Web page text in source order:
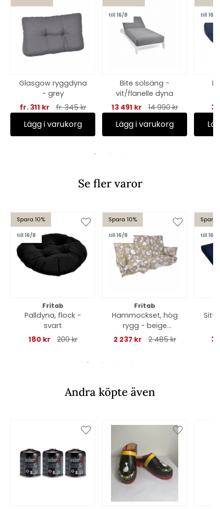
Glasgow ryggdyna
- grey
fr. 311 kr
fr. 345 kr
Lägg i varukorg
till 16/8
Bite solsäng -
vit/flanelle dyna
13 491 kr
14 990 kr
Lägg i varukorg
till 16/8
Se fler varor
Spara 10%
till 16/8
Fritab
Palldyna, flock -
svart
180 kr
200 kr
Spara 10%
till 16/8
Fritab
Hammockset, hög
rygg - beige
botanical
2 237 kr 2 485 kr
Spara
till 16/8
Andra köpte även